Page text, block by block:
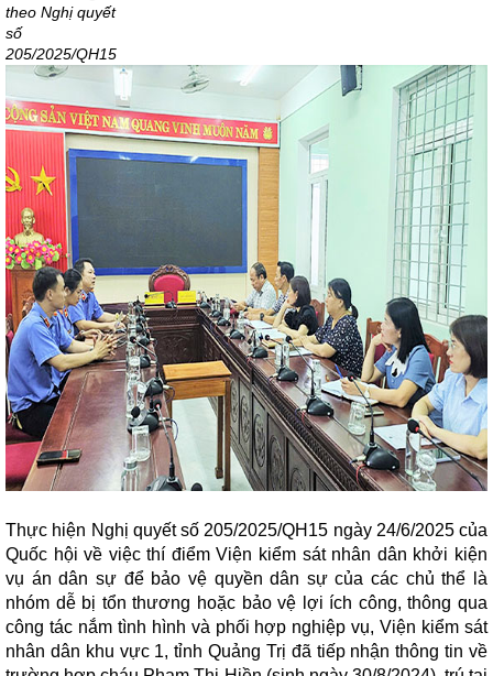
theo Nghị quyết
số
205/2025/QH15
Thực hiện Nghị quyết số 205/2025/QH15 ngày 24/6/2025 của
Quốc hội về việc thí điểm Viện kiểm sát nhân dân khởi kiện
vụ án dân sự để bảo vệ quyền dân sự của các chủ thể là
nhóm dễ bị tổn thương hoặc bảo vệ lợi ích công, thông qua
công tác nắm tình hình và phối hợp nghiệp vụ, Viện kiểm sát
nhân dân khu vực 1, tỉnh Quảng Trị đã tiếp nhận thông tin về